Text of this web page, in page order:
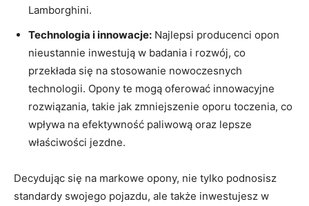
Lamborghini.
Technologia i innowacje: Najlepsi producenci opon
nieustannie inwestują w badania i rozwój, co
przekłada się na stosowanie nowoczesnych
technologii. Opony te mogą oferować innowacyjne
rozwiązania, takie jak zmniejszenie oporu toczenia, co
wpływa na efektywność paliwową oraz lepsze
właściwości jezdne.
Decydując się na markowe opony, nie tylko podnosisz
standardy swojego pojazdu, ale także inwestujesz w